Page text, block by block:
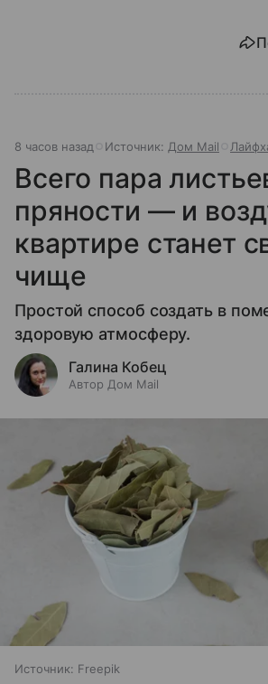
8 часов назад Источник: Дом Mail
Всего пара
пряности — и
квартире станет
чище
Простой способ создать в
здоровую атмосферу.
Галина Кобец
Автор Дом Mail
Источник: Freepik